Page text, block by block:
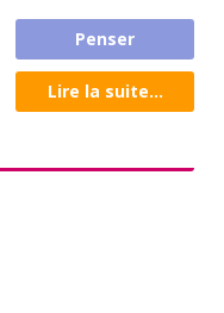
Penser
Lire la suite...